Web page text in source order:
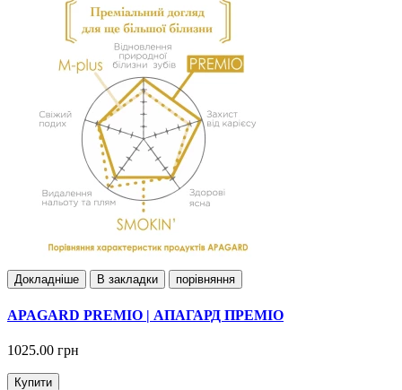
Докладнiше В закладки порівняння
APAGARD PREMIO | АПАГАРД ПРЕМІО
1025.00 грн
Купити